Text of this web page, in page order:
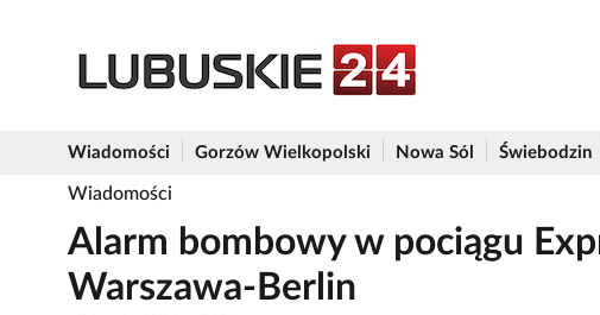
Wiadomości Gorzów Wielkopolski Nowa Sól Świebodzin
Wiadomości
Alarm bombowy w pociągu
Warszawa-Berlin